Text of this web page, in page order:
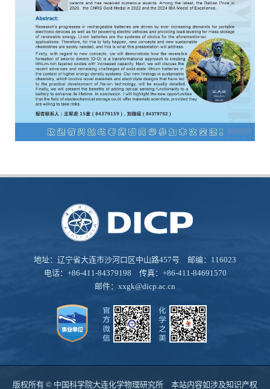
地址：辽宁省大连市沙河口区中山路457号 邮编：116023
电话：+86-411-84379198 传真：+86-411-84691570
邮件： xxgk@dicp.ac.cn
版权所有 © 中国科学院大连化学物理研究所 本站内容如涉及知识产权